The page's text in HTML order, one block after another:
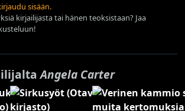
sisään.
kirjailijasta tai hänen teoksistaan? Jaa
Angela Carter